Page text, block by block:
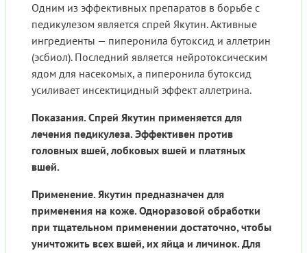
Одним из эффективных препаратов в борьбе с
педикулезом является спрей Якутин. Активные
ингредиенты — пиперонила бутоксид и аллетрин
(эсбиол). Последний является нейротоксическим
ядом для насекомых, а пиперонила бутоксид
усиливает инсектицидный эффект аллетрина.
Показания. Спрей Якутин применяется для
лечения педикулеза. Эффективен против
головных вшей, лобковых вшей и платяных
вшей.
Применение. Якутин предназначен для
применения на коже. Одноразовой обработки
при тщательном применении достаточно, чтобы
уничтожить всех вшей, их яйца и личинок. Для